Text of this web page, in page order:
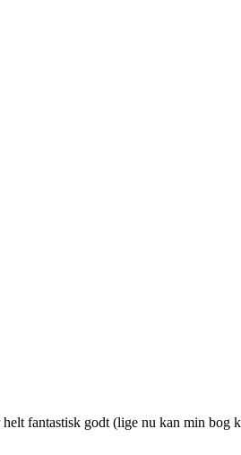
helt fantastisk godt (lige nu kan min bog